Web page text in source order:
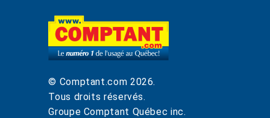
© Comptant.com 2026.
Tous droits réservés.
Groupe Comptant Québec inc.